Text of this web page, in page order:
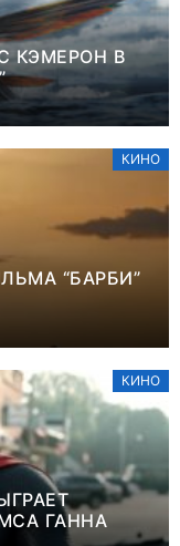
КЭМЕРОН В
КИНО
“БАРБИ”
КИНО
ГАННА